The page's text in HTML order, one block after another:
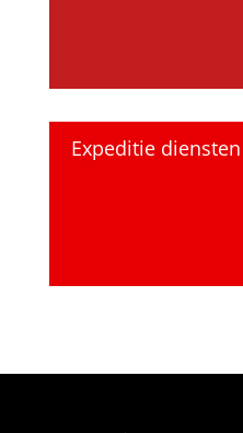
Expeditie diensten